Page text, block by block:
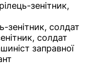
зенітник,
зенітник, солдат
солдат
заправної